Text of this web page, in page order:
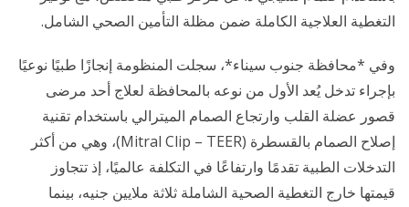
التغطية العلاجية الكاملة ضمن مظلة التأمين الصحي الشامل.
وفي *محافظة جنوب سيناء*، سجلت المنظومة إنجازًا طبيًا نوعيًا
بإجراء تدخل يُعد الأول من نوعه بالمحافظة لعلاج أحد مرضى
قصور عضلة القلب وارتجاع الصمام الميترالي باستخدام تقنية
إصلاح الصمام بالقسطرة (Mitral Clip – TEER)، وهي من أكثر
التدخلات الطبية تقدمًا وارتفاعًا في التكلفة عالميًا، إذ تتجاوز
قيمتها خارج التغطية الصحية الشاملة ثلاثة ملايين جنيه، بينما